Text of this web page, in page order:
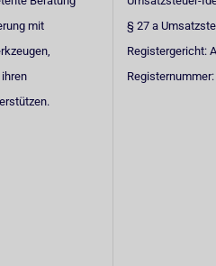
mit
§ 27 a
Registergericht:
Registernummer: